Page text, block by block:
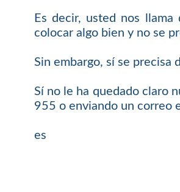
Es decir, usted nos
colocar algo bien y no se
Sin embargo, sí se precisa
Sí no le ha quedado claro
955 o enviando un correo
es